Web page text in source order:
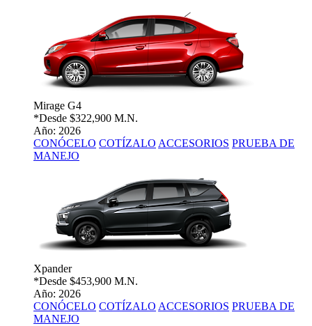
Mirage G4
*Desde $322,900 M.N.
Año: 2026
CONÓCELO COTÍZALO ACCESORIOS PRUEBA DE
MANEJO
Xpander
*Desde $453,900 M.N.
Año: 2026
CONÓCELO COTÍZALO ACCESORIOS PRUEBA DE
MANEJO